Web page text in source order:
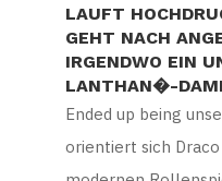
LAUFT
GEHT NACH
IRGENDWO EIN
LANTHAN�-
Ended up being
orientiert sich